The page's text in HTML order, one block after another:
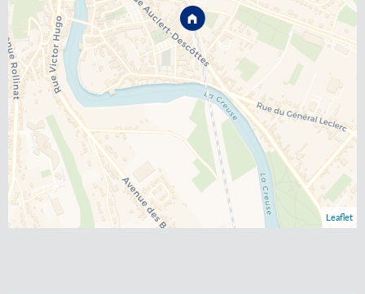
Leaflet